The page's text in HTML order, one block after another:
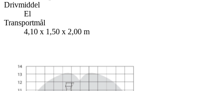
Drivmiddel
El
Transportmål
4,10 x 1,50 x 2,00 m